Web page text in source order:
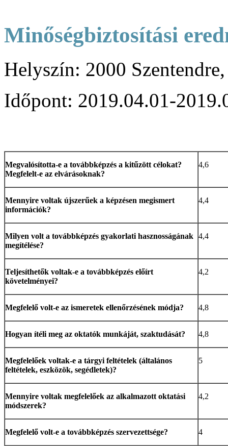
Minőségbiztosítási
Helyszín: 2000
Időpont: 2019.04.01-
Megvalósította-e a továbbképzés a kitűzött célokat?
Megfelelt-e az elvárásoknak?
4,6
Mennyire voltak újszerűek a képzésen megismert
információk?
4,4
Milyen volt a továbbképzés gyakorlati hasznosságának
megítélése?
4,4
Teljesíthetők voltak-e a továbbképzés előírt
követelményei?
4,2
Megfelelő volt-e az ismeretek ellenőrzésének módja? 4,8
Hogyan ítéli meg az oktatók munkáját, szaktudását? 4,8
Megfelelőek voltak-e a tárgyi feltételek (általános
feltételek, eszközök, segédletek)?
5
Mennyire voltak megfelelőek az alkalmazott oktatási
módszerek?
4,2
Megfelelő volt-e a továbbképzés szervezettsége? 4